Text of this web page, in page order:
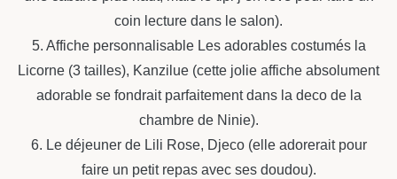
coin lecture dans le salon).
5. Affiche personnalisable Les adorables costumés la
Licorne (3 tailles), Kanzilue (cette jolie affiche absolument
adorable se fondrait parfaitement dans la deco de la
chambre de Ninie).
6. Le déjeuner de Lili Rose, Djeco (elle adorerait pour
faire un petit repas avec ses doudou).